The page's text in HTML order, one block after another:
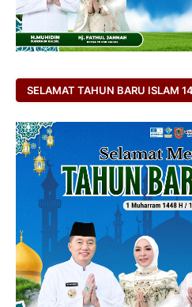
SELAMAT TAHUN BARU ISLAM